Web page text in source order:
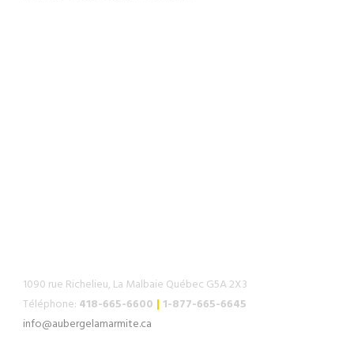
1090 rue Richelieu, La Malbaie Québec G5A 2X3
Téléphone: 418-665-6600 |1-877-665-6645
info@aubergelamarmite.ca